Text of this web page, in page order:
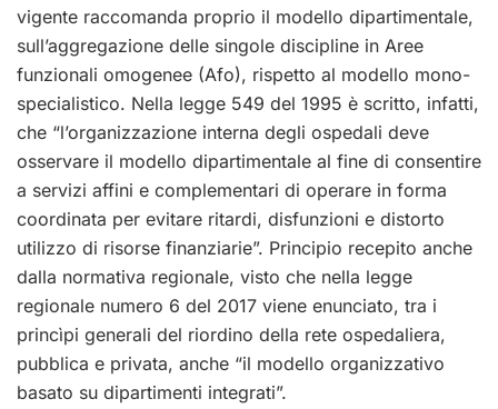
vigente raccomanda proprio il modello dipartimentale,
sull’aggregazione delle singole discipline in Aree
funzionali omogenee (Afo), rispetto al modello mono-
specialistico. Nella legge 549 del 1995 è scritto, infatti,
che “l’organizzazione interna degli ospedali deve
osservare il modello dipartimentale al fine di consentire
a servizi affini e complementari di operare in forma
coordinata per evitare ritardi, disfunzioni e distorto
utilizzo di risorse finanziarie”. Principio recepito anche
dalla normativa regionale, visto che nella legge
regionale numero 6 del 2017 viene enunciato, tra i
princìpi generali del riordino della rete ospedaliera,
pubblica e privata, anche “il modello organizzativo
basato su dipartimenti integrati”.